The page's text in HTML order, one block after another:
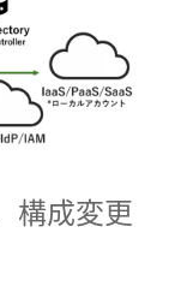
構成変更